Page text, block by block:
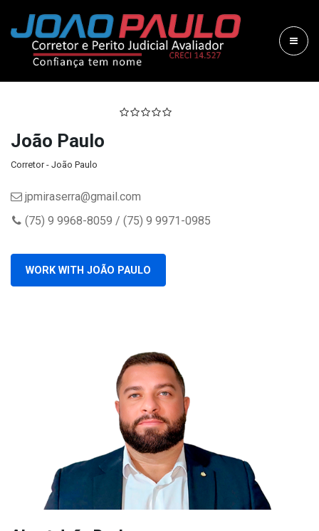
João Paulo
Corretor - João Paulo
jpmiraserra@gmail.com
(75) 9 9968-8059 / (75) 9 9971-0985
WORK WITH JOÃO PAULO